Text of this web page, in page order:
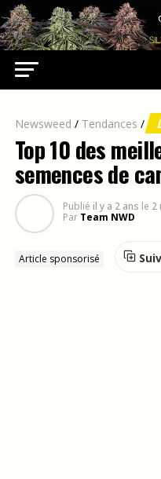
Newsweed / Tendances /
Top 10 des
semences de
Publié il y a 2 ans le 2
Par Team NWD
Article sponsorisé